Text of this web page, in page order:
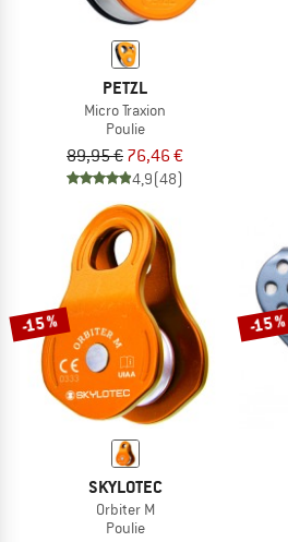
PETZL
Micro Traxion
Poulie
89,95 € 76,46 €
4,9(48)
-15 %
SKYLOTEC
Orbiter M
Poulie
-15 %